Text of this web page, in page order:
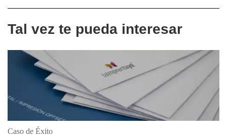
Tal vez te pueda interesar
Caso de Éxito